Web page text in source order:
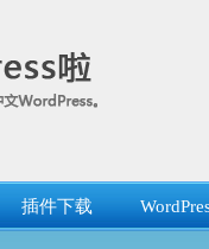
插件下载